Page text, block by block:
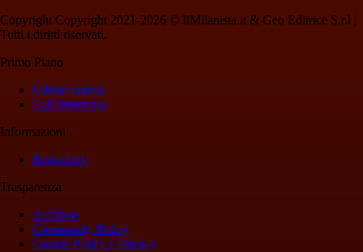
Copyright Copyright 2021-2026 © IlMilanista.it & Geo Editrice S.r.l |
Tutti i diritti riservati.
Primo Piano
Ultime notizie
Calciomercato
Informazioni
Redazione
Trasparenza
Archivio
Community Policy
Cookie Policy e Privacy